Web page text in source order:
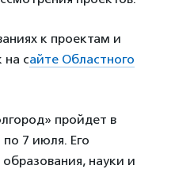
к проектам и
на сайте Областного
пройдет в
7 июля. Его
науки и